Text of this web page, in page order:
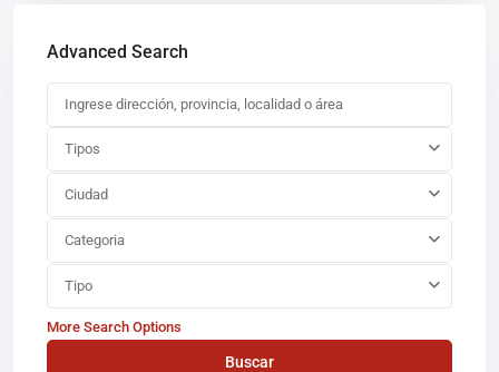
Advanced Search
Tipos
Ciudad
Categoria
Tipo
More Search Options
Buscar